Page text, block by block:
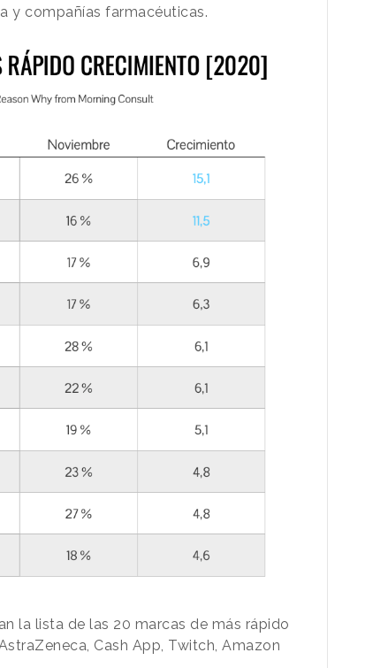
y compañías farmacéuticas.
la lista de las 20 marcas de más rápido
Cash App, Twitch, Amazon